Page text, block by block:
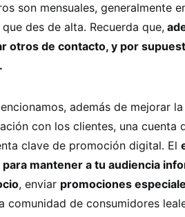
son mensuales, generalmente
que des de alta. Recuerda que,
otros de contacto, y por
además de mejorar
con los clientes, una cuenta
clave de promoción digital. El
mantener a tu audiencia
, enviar promociones
comunidad de consumidores